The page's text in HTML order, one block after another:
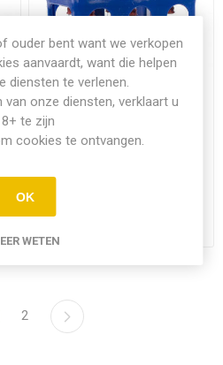
2
ouder bent want we verkopen
aanvaardt, want die helpen
diensten te verlenen.
van onze diensten, verklaart u
te zijn
cookies te ontvangen.
OK
WETEN